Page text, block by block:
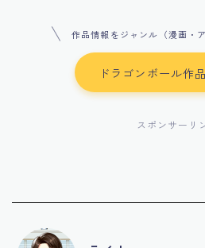
作品情報をジャンル（漫画・
ドラゴンボール作
スポンサーリ